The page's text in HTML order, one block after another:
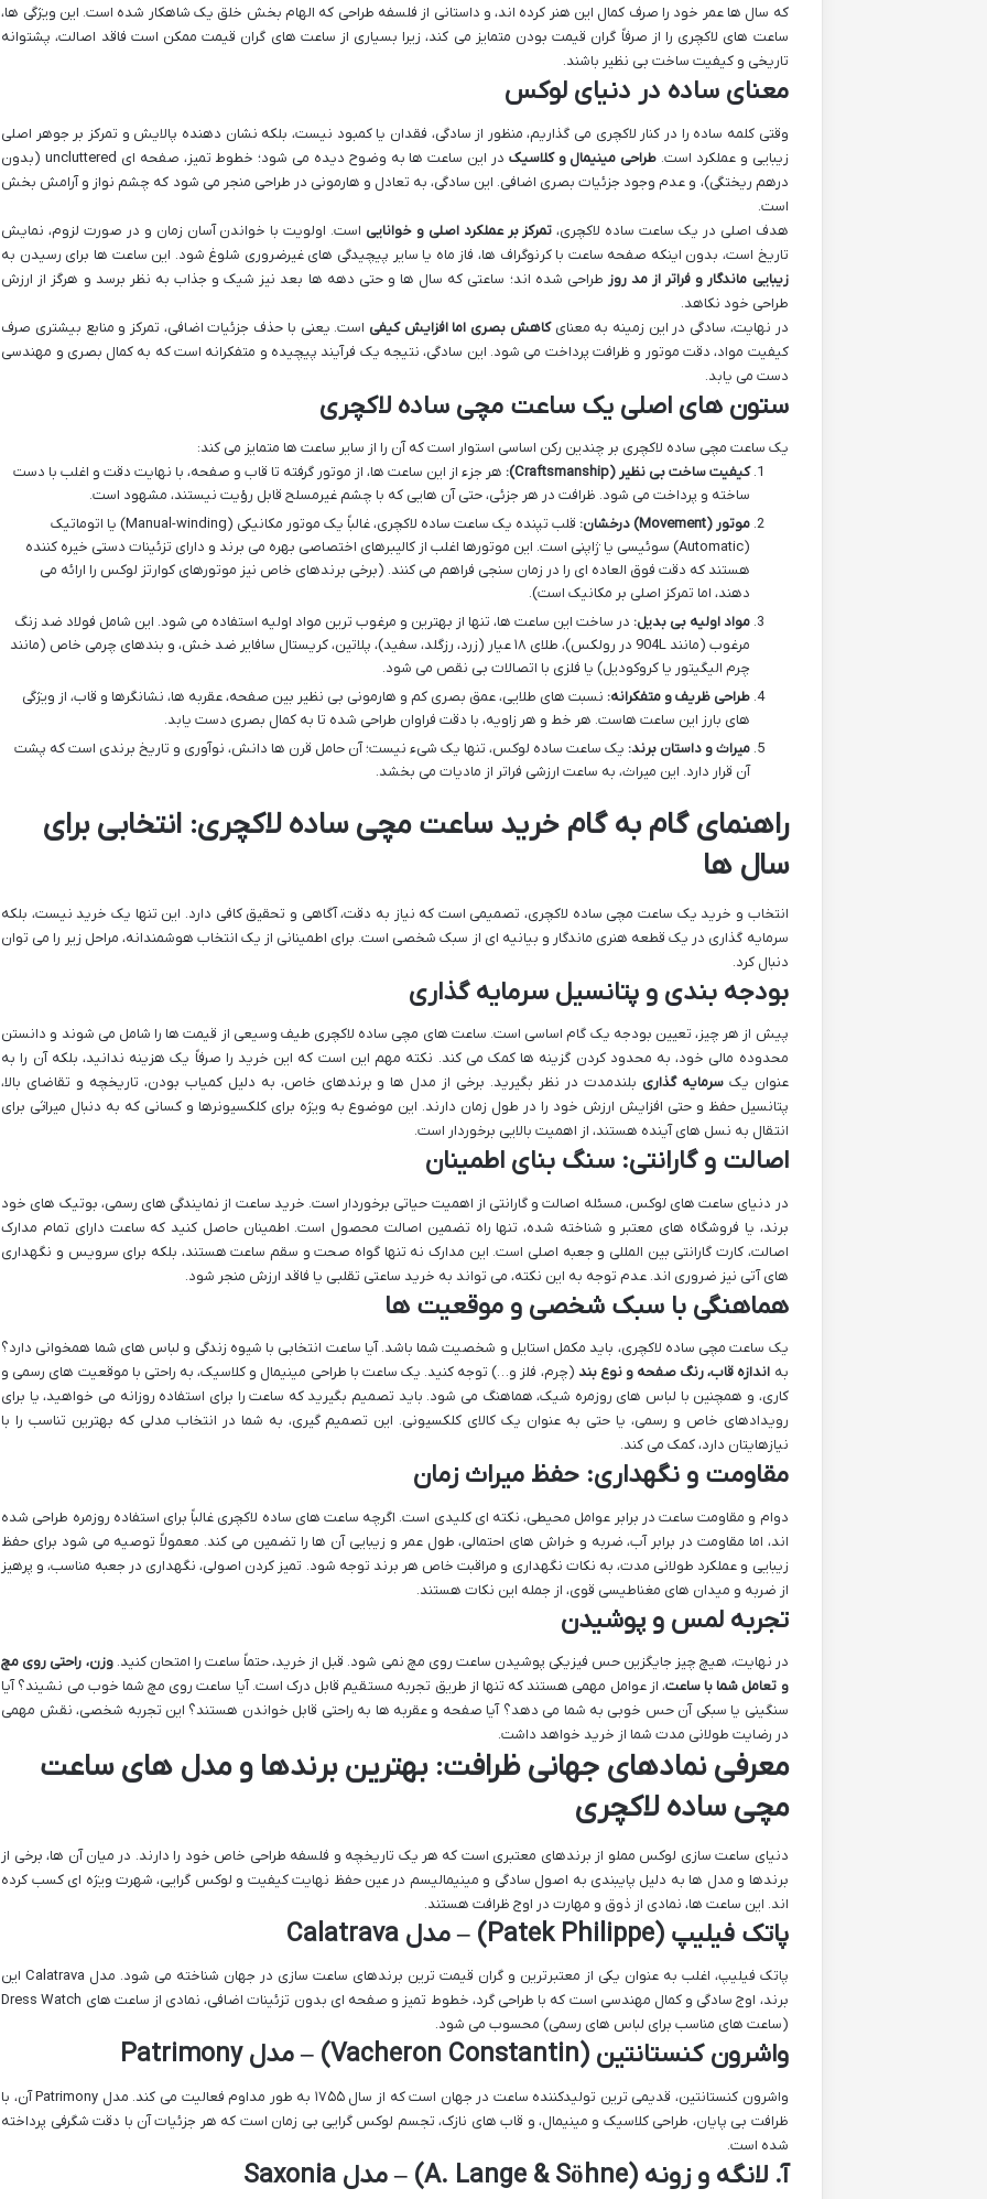
که سال ها عمر خود را صرف کمال این هنر کرده اند، و داستانی از فلسفه طراحی که الهام بخش خلق یک شاهکار شده است. این ویژگی ها،
ساعت های لاکچری را از صرفاً گران قیمت بودن متمایز می کند، زیرا بسیاری از ساعت های گران قیمت ممکن است فاقد اصالت، پشتوانه
تاریخی و کیفیت ساخت بی نظیر باشند.
معنای ساده در دنیای لوکس
وقتی کلمه ساده را در کنار لاکچری می گذاریم، منظور از سادگی، فقدان یا کمبود نیست، بلکه نشان دهنده پالایش و تمرکز بر جوهر اصلی
زیبایی و عملکرد است. طراحی مینیمال و کلاسیک
در این ساعت ها به وضوح دیده می شود؛ خطوط تمیز، صفحه ای uncluttered (بدون
درهم ریختگی)، و عدم وجود جزئیات بصری اضافی. این سادگی، به تعادل و هارمونی در طراحی منجر می شود که چشم نواز و آرامش بخش
است.
هدف اصلی در یک ساعت ساده لاکچری، تمرکز بر عملکرد اصلی و خوانایی است. اولویت با خواندن آسان زمان و در صورت لزوم، نمایش
تاریخ است، بدون اینکه صفحه ساعت با کرنوگراف ها، فاز ماه یا سایر پیچیدگی های غیرضروری شلوغ شود. این ساعت ها برای رسیدن به
زیبایی ماندگار و فراتر از مد روز طراحی شده اند؛ ساعتی که سال ها و حتی دهه ها بعد نیز شیک و جذاب به نظر برسد و هرگز از ارزش
طراحی خود نکاهد.
در نهایت، سادگی در این زمینه به معنایکاهش بصری اما افزایش کیفی است. یعنی با حذف جزئیات اضافی، تمرکز و منابع بیشتری صرف
کیفیت مواد، دقت موتور و ظرافت پرداخت می شود. این سادگی، نتیجه یک فرآیند پیچیده و متفکرانه است که به کمال بصری و مهندسی
دست می یابد.
ستون های اصلی یک ساعت مچی ساده لاکچری
یک ساعت مچی ساده لاکچری بر چندین رکن اساسی استوار است که آن را از سایر ساعت ها متمایز می کند:
کیفیت ساخت بی نظیر (Craftsmanship):
هر جزء از این ساعت ها، از موتور گرفته تا قاب و صفحه، با نهایت دقت و اغلب با دست
ساخته و پرداخت می شود. ظرافت در هر جزئی، حتی آن هایی که با چشم غیرمسلح قابل رؤیت نیستند، مشهود است.
موتور (Movement) درخشان:
قلب تپنده یک ساعت ساده لاکچری، غالباً یک موتور مکانیکی (Manual-winding) یا اتوماتیک
(Automatic) سوئیسی یا ژاپنی است. این موتورها اغلب از کالیبرهای اختصاصی بهره می برند و دارای تزئینات دستی خیره کننده
هستند که دقت فوق العاده ای را در زمان سنجی فراهم می کنند. (برخی برندهای خاص نیز موتورهای کوارتز لوکس را ارائه می
دهند، اما تمرکز اصلی بر مکانیک است).
مواد اولیه بی بدیل: در ساخت این ساعت ها، تنها از بهترین و مرغوب ترین مواد اولیه استفاده می شود. این شامل فولاد ضد زنگ
مرغوب (مانند 904L در رولکس)، طلای ۱۸ عیار (زرد، رزگلد، سفید)، پلاتین، کریستال سافایر ضد خش، و بندهای چرمی خاص (مانند
چرم الیگیتور یا کروکودیل) یا فلزی با اتصالات بی نقص می شود.
طراحی ظریف و متفکرانه: نسبت های طلایی، عمق بصری کم و هارمونی بی نظیر بین صفحه، عقربه ها، نشانگرها و قاب، از ویژگی
های بارز این ساعت هاست. هر خط و هر زاویه، با دقت فراوان طراحی شده تا به کمال بصری دست یابد.
میراث و داستان برند: یک ساعت ساده لوکس، تنها یک شیء نیست؛ آن حامل قرن ها دانش، نوآوری و تاریخ برندی است که پشت
آن قرار دارد. این میراث، به ساعت ارزشی فراتر از مادیات می بخشد.
راهنمای گام به گام خرید ساعت مچی ساده لاکچری: انتخابی برای
سال ها
انتخاب و خرید یک ساعت مچی ساده لاکچری، تصمیمی است که نیاز به دقت، آگاهی و تحقیق کافی دارد. این تنها یک خرید نیست، بلکه
سرمایه گذاری در یک قطعه هنری ماندگار و بیانیه ای از سبک شخصی است. برای اطمینانی از یک انتخاب هوشمندانه، مراحل زیر را می توان
دنبال کرد.
بودجه بندی و پتانسیل سرمایه گذاری
پیش از هر چیز، تعیین بودجه یک گام اساسی است. ساعت های مچی ساده لاکچری طیف وسیعی از قیمت ها را شامل می شوند و دانستن
محدوده مالی خود، به محدود کردن گزینه ها کمک می کند. نکته مهم این است که این خرید را صرفاً یک هزینه ندانید، بلکه آن را به
عنوان یکسرمایه گذاری بلندمدت در نظر بگیرید. برخی از مدل ها و برندهای خاص، به دلیل کمیاب بودن، تاریخچه و تقاضای بالا،
پتانسیل حفظ و حتی افزایش ارزش خود را در طول زمان دارند. این موضوع به ویژه برای کلکسیونرها و کسانی که به دنبال میراثی برای
انتقال به نسل های آینده هستند، از اهمیت بالایی برخوردار است.
اصالت و گارانتی: سنگ بنای اطمینان
در دنیای ساعت های لوکس، مسئله اصالت و گارانتی از اهمیت حیاتی برخوردار است. خرید ساعت از نمایندگی های رسمی، بوتیک های خود
برند، یا فروشگاه های معتبر و شناخته شده، تنها راه تضمین اصالت محصول است. اطمینان حاصل کنید که ساعت دارای تمام مدارک
اصالت، کارت گارانتی بین المللی و جعبه اصلی است. این مدارک نه تنها گواه صحت و سقم ساعت هستند، بلکه برای سرویس و نگهداری
های آتی نیز ضروری اند. عدم توجه به این نکته، می تواند به خرید ساعتی تقلبی یا فاقد ارزش منجر شود.
هماهنگی با سبک شخصی و موقعیت ها
یک ساعت مچی ساده لاکچری، باید مکمل استایل و شخصیت شما باشد. آیا ساعت انتخابی با شیوه زندگی و لباس های شما همخوانی دارد؟
به اندازه قاب، رنگ صفحه و نوع بند (چرم، فلز و…) توجه کنید. یک ساعت با طراحی مینیمال و کلاسیک، به راحتی با موقعیت های رسمی و
کاری، و همچنین با لباس های روزمره شیک، هماهنگ می شود. باید تصمیم بگیرید که ساعت را برای استفاده روزانه می خواهید، یا برای
رویدادهای خاص و رسمی، یا حتی به عنوان یک کالای کلکسیونی. این تصمیم گیری، به شما در انتخاب مدلی که بهترین تناسب را با
نیازهایتان دارد، کمک می کند.
مقاومت و نگهداری: حفظ میراث زمان
دوام و مقاومت ساعت در برابر عوامل محیطی، نکته ای کلیدی است. اگرچه ساعت های ساده لاکچری غالباً برای استفاده روزمره طراحی شده
اند، اما مقاومت در برابر آب، ضربه و خراش های احتمالی، طول عمر و زیبایی آن ها را تضمین می کند. معمولاً توصیه می شود برای حفظ
زیبایی و عملکرد طولانی مدت، به نکات نگهداری و مراقبت خاص هر برند توجه شود. تمیز کردن اصولی، نگهداری در جعبه مناسب، و پرهیز
از ضربه و میدان های مغناطیسی قوی، از جمله این نکات هستند.
تجربه لمس و پوشیدن
در نهایت، هیچ چیز جایگزین حس فیزیکی پوشیدن ساعت روی مچ نمی شود. قبل از خرید، حتماً ساعت را امتحان کنید.وزن، راحتی روی مچ
و تعامل شما با ساعت، از عوامل مهمی هستند که تنها از طریق تجربه مستقیم قابل درک است. آیا ساعت روی مچ شما خوب می نشیند؟ آیا
سنگینی یا سبکی آن حس خوبی به شما می دهد؟ آیا صفحه و عقربه ها به راحتی قابل خواندن هستند؟ این تجربه شخصی، نقش مهمی
در رضایت طولانی مدت شما از خرید خواهد داشت.
معرفی نمادهای جهانی ظرافت: بهترین برندها و مدل های ساعت
مچی ساده لاکچری
دنیای ساعت سازی لوکس مملو از برندهای معتبری است که هر یک تاریخچه و فلسفه طراحی خاص خود را دارند. در میان آن ها، برخی از
برندها و مدل ها به دلیل پایبندی به اصول سادگی و مینیمالیسم در عین حفظ نهایت کیفیت و لوکس گرایی، شهرت ویژه ای کسب کرده
اند. این ساعت ها، نمادی از ذوق و مهارت در اوج ظرافت هستند.
پاتک فیلیپ (Patek Philippe) – مدل Calatrava
پاتک فیلیپ، اغلب به عنوان یکی از معتبرترین و گران قیمت ترین برندهای ساعت سازی در جهان شناخته می شود. مدل Calatrava این
برند، اوج سادگی و کمال مهندسی است که با طراحی گرد، خطوط تمیز و صفحه ای بدون تزئینات اضافی، نمادی از ساعت های Dress Watch
(ساعت های مناسب برای لباس های رسمی) محسوب می شود.
واشرون کنستانتین (Vacheron Constantin) – مدل Patrimony
واشرون کنستانتین، قدیمی ترین تولیدکننده ساعت در جهان است که از سال ۱۷۵۵ به طور مداوم فعالیت می کند. مدل Patrimony آن، با
ظرافت بی پایان، طراحی کلاسیک و مینیمال، و قاب های نازک، تجسم لوکس گرایی بی زمان است که هر جزئیات آن با دقت شگرفی پرداخته
شده است.
آ. لانگه و زونه (A. Lange & Söhne) – مدل Saxonia